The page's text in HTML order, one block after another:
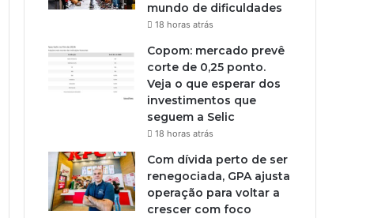
mundo de dificuldades
18 horas atrás
Copom: mercado prevê
corte de 0,25 ponto.
Veja o que esperar dos
investimentos que
seguem a Selic
18 horas atrás
Com dívida perto de ser
renegociada, GPA ajusta
operação para voltar a
crescer com foco